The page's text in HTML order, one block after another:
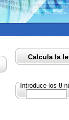
Calcula la
Introduce los 8